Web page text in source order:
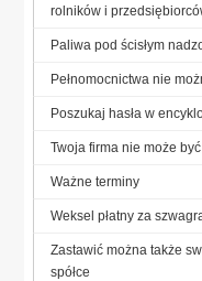
rolników i
Paliwa pod ścisłym
Pełnomocnictwa nie
Poszukaj hasła w
Twoja firma nie może
Ważne terminy
Weksel płatny za
Zastawić można także
spółce